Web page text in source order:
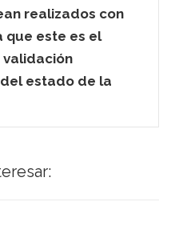
realizados con
que este es el
estado de la